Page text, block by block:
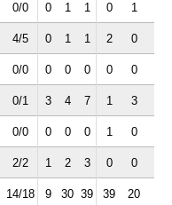
0/0 0 1 1 0 1
4/5 0 1 1 2 0
0/0 0 0 0 0 0
0/1 3 4 7 1 3
0/0 0 0 0 1 0
2/2 1 2 3 0 0
14/18 9 30 39 39 20